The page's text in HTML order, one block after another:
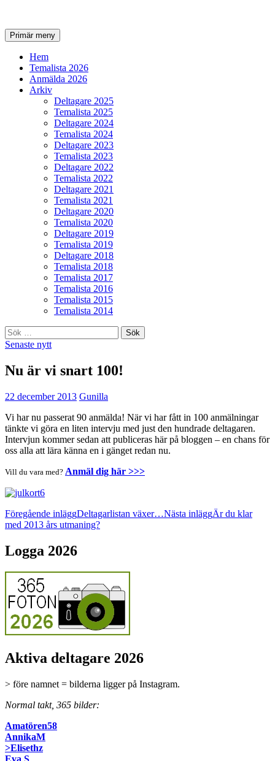
SökPrimär meny Gå
till
Hem
Temalista 2026
Anmälda 2026
Arkiv
Deltagare 2025
Temalista 2025
Deltagare 2024
Temalista 2024
Deltagare 2023
Temalista 2023
Deltagare 2022
Temalista 2022
Deltagare 2021
Temalista 2021
Deltagare 2020
Temalista 2020
Deltagare 2019
Temalista 2019
Deltagare 2018
Temalista 2018
Temalista 2017
Temalista 2016
Temalista 2015
Temalista 2014
Sök
efter:
Senaste nytt
Nu är vi snart 100!
22 december 2013 Gunilla
Vi har nu passerat 90 anmälda! När vi har fått in 100 anmälningar
tänkte vi göra en liten intervju med just den hundrade deltagaren.
Intervjun kommer sedan att publiceras här på bloggen – en chans för
oss alla att lära känna en i gänget redan nu.
Vill du vara med? Anmäl dig här >>>
Inläggsnavigering
Föregående inläggDeltagarlistan växer…Nästa inläggÄr du klar
med 2013 års utmaning?
Logga 2026
Aktiva deltagare 2026
> före namnet = bilderna ligger på Instagram.
Normal takt, 365 bilder:
Amatören58
AnnikaM
>Elisethz
Eva S